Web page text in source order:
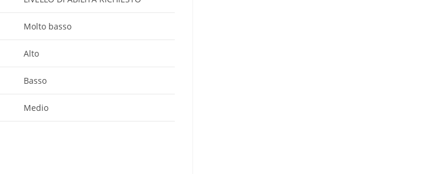
Molto basso
Alto
Basso
Medio